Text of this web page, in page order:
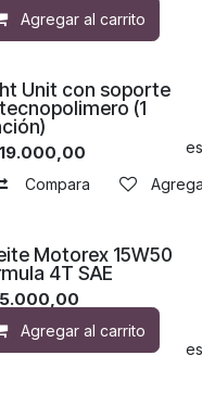
Agregar al carrito
Agregar a la lista de
Unit con soporte
(1
Compara
Agregar a la lista de
Motorex 15W50
4T SAE
Agregar al carrito